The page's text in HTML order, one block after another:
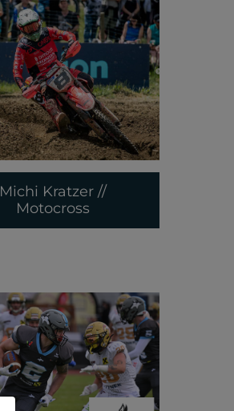
Michi Kratzer //
Motocross